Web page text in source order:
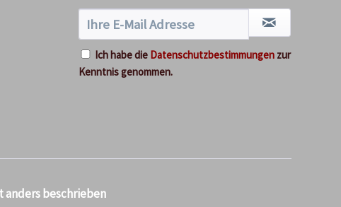
Ich habe die Datenschutzbestimmungen zur
Kenntnis genommen.
anders beschrieben